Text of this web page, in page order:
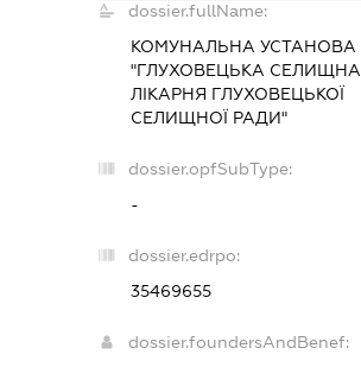
dossier.fullName:
КОМУНАЛЬНА УСТАНОВА
"ГЛУХОВЕЦЬКА СЕЛИЩНА
ЛІКАРНЯ ГЛУХОВЕЦЬКОЇ
СЕЛИЩНОЇ РАДИ"
dossier.opfSubType:
-
dossier.edrpo:
35469655
dossier.foundersAndBenef: